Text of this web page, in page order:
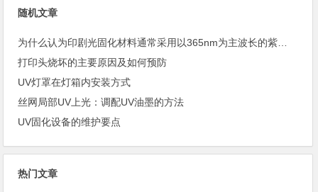
随机文章
为什么认为印剧光固化材料通常采用以365nm为主波长的紫外线？
打印头烧坏的主要原因及如何预防
UV灯罩在灯箱内安装方式
丝网局部UV上光：调配UV油墨的方法
UV固化设备的维护要点
热门文章